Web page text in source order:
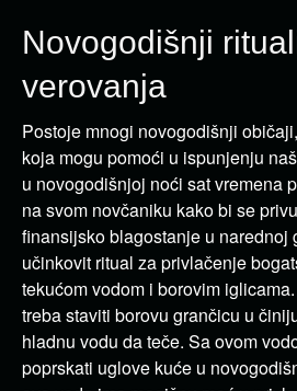
Novogodišnji
verovanja
Postoje mnogi novogodišnji
koja mogu pomoći u ispunjenju
u novogodišnjoj noći sat vremena
na svom novčaniku kako bi se
finansijsko blagostanje u narednoj
učinkovit ritual za privlačenje
tekućom vodom i borovim
treba staviti borovu grančicu u
hladnu vodu da teče. Sa ovom
poprskati uglove kuće u